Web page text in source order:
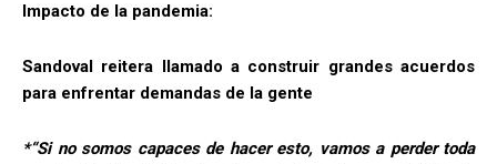
Impacto de la pandemia:
Sandoval reitera llamado a construir grandes acuerdos
para enfrentar demandas de la gente
*“Si no somos capaces de hacer esto, vamos a perder toda